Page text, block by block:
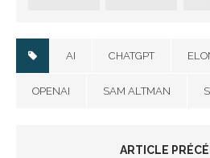
AI CHATGPT
OPENAI SAM ALTMAN
ARTICLE